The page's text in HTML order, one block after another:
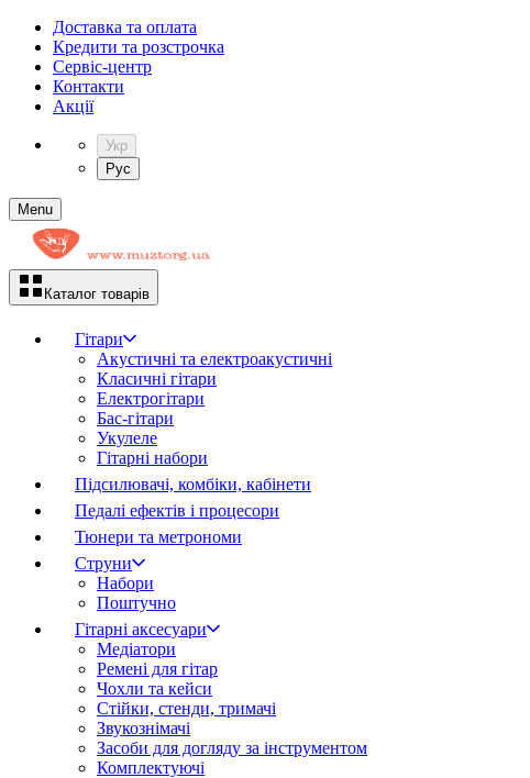
Доставка та оплата
Кредити та розстрочка
Сервіc-центр
Контакти
Акції
Укр
Рус
Menu
Каталог товарів
Гітари
Акустичні та електроакустичні
Класичні гітари
Електрогітари
Бас-гітари
Укулеле
Гітарні набори
Підсилювачі, комбіки, кабінети
Педалі ефектів і процесори
Тюнери та метрономи
Струни
Набори
Поштучно
Гітарні аксесуари
Медіатори
Ремені для гітар
Чохли та кейси
Стійки, стенди, тримачі
Звукознімачі
Засоби для догляду за інструментом
Комплектуючі